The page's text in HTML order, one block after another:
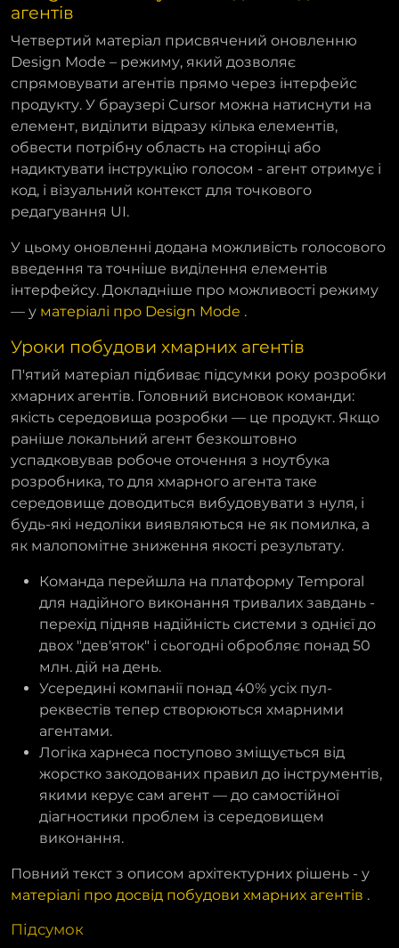
агентів
Четвертий матеріал присвячений оновленню
Design Mode – режиму, який дозволяє
спрямовувати агентів прямо через інтерфейс
продукту. У браузері Cursor можна натиснути на
елемент, виділити відразу кілька елементів,
обвести потрібну область на сторінці або
надиктувати інструкцію голосом - агент отримує і
код, і візуальний контекст для точкового
редагування UI.
У цьому оновленні додана можливість голосового
введення та точніше виділення елементів
інтерфейсу. Докладніше про можливості режиму
— у матеріалі про Design Mode .
Уроки побудови хмарних агентів
П'ятий матеріал підбиває підсумки року розробки
хмарних агентів. Головний висновок команди:
якість середовища розробки — це продукт. Якщо
раніше локальний агент безкоштовно
успадковував робоче оточення з ноутбука
розробника, то для хмарного агента таке
середовище доводиться вибудовувати з нуля, і
будь-які недоліки виявляються не як помилка, а
як малопомітне зниження якості результату.
Команда перейшла на платформу Temporal
для надійного виконання тривалих завдань -
перехід підняв надійність системи з однієї до
двох "дев'яток" і сьогодні обробляє понад 50
млн. дій на день.
Усередині компанії понад 40% усіх пул-
реквестів тепер створюються хмарними
агентами.
Логіка харнеса поступово зміщується від
жорстко закодованих правил до інструментів,
якими керує сам агент — до самостійної
діагностики проблем із середовищем
виконання.
Повний текст з описом архітектурних рішень - у
матеріалі про досвід побудови хмарних агентів .
Підсумок